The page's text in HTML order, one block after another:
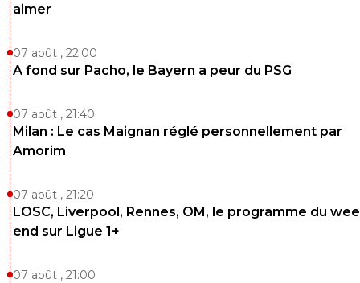
aimer
07 août , 22:00
A fond sur Pacho, le Bayern a peur du PSG
07 août , 21:40
Milan : Le cas Maignan réglé personnellement par
Amorim
07 août , 21:20
LOSC, Liverpool, Rennes, OM, le programme du
end sur Ligue 1+
07 août , 21:00